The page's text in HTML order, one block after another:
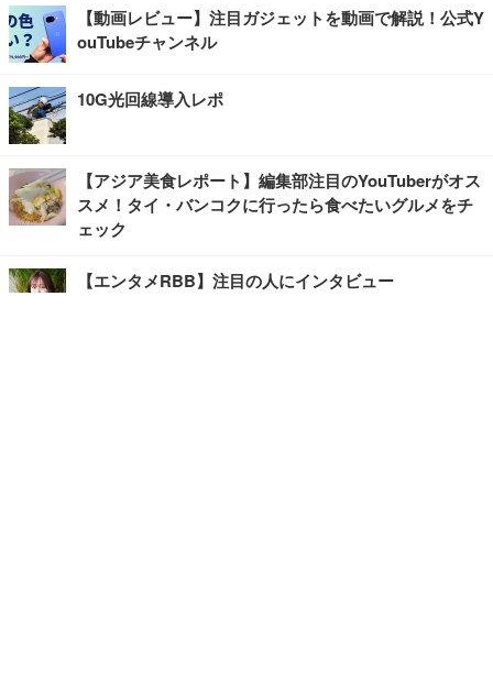
【動画レビュー】注目ガジェットを動画で解説！公式Y
ouTubeチャンネル
10G光回線導入レポ
【アジア美食レポート】編集部注目のYouTuberがオス
スメ！タイ・バンコクに行ったら食べたいグルメをチ
ェック
【エンタメRBB】注目の人にインタビュー